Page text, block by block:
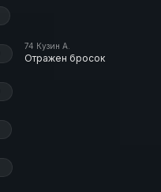
74 Кузин А.
Отражен бросок